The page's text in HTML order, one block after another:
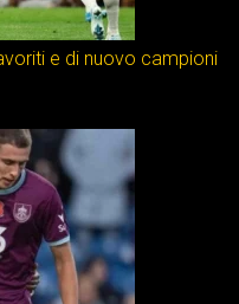
e di nuovo campioni